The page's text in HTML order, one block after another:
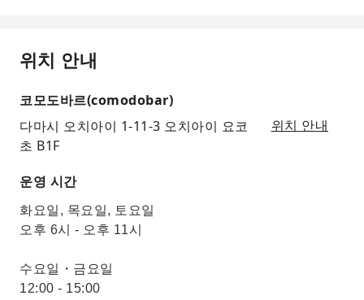
위치 안내
코모도바르(comodobar)
다마시 오치아이 1-11-3 오치아이 요코
초 B1F
위치 안내
운영 시간
화요일, 목요일, 토요일
오후 6시 - 오후 11시
수요일・금요일
12:00 - 15:00